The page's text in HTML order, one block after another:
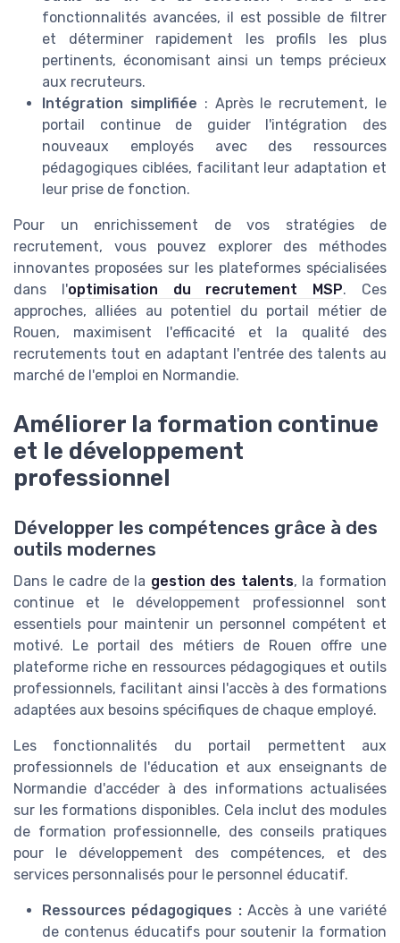
fonctionnalités avancées, il est possible de filtrer
et déterminer rapidement les profils les plus
pertinents, économisant ainsi un temps précieux
aux recruteurs.
Intégration simplifiée : Après le recrutement, le
portail continue de guider l'intégration des
nouveaux employés avec des ressources
pédagogiques ciblées, facilitant leur adaptation et
leur prise de fonction.
Pour un enrichissement de vos stratégies de
recrutement, vous pouvez explorer des méthodes
innovantes proposées sur les plateformes spécialisées
dans l'optimisation du recrutement MSP. Ces
approches, alliées au potentiel du portail métier de
Rouen, maximisent l'efficacité et la qualité des
recrutements tout en adaptant l'entrée des talents au
marché de l'emploi en Normandie.
Améliorer la formation continue
et le développement
professionnel
Développer les compétences grâce à des
outils modernes
Dans le cadre de la gestion des talents, la formation
continue et le développement professionnel sont
essentiels pour maintenir un personnel compétent et
motivé. Le portail des métiers de Rouen offre une
plateforme riche en ressources pédagogiques et outils
professionnels, facilitant ainsi l'accès à des formations
adaptées aux besoins spécifiques de chaque employé.
Les fonctionnalités du portail permettent aux
professionnels de l'éducation et aux enseignants de
Normandie d'accéder à des informations actualisées
sur les formations disponibles. Cela inclut des modules
de formation professionnelle, des conseils pratiques
pour le développement des compétences, et des
services personnalisés pour le personnel éducatif.
Ressources pédagogiques :Accès à une variété
de contenus éducatifs pour soutenir la formation